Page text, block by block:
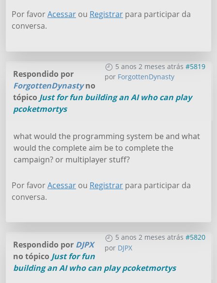
Por favorAcessar ou Registrar para participar da
conversa.
5 anos 2 meses atrás #5819
por ForgottenDynasty
Respondido por
ForgottenDynastyno
tópico Just for fun building an AI who can play
pcoketmortys
what would the programming system be and what
would the complete aim be to complete the
campaign? or multiplayer stuff?
Por favorAcessar ou Registrar para participar da
conversa.
5 anos 2 meses atrás #5820
por DJPX
Respondido por DJPX
no tópico Just for fun
building an AI who can play pcoketmortys